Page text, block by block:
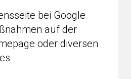
bei Google
auf der
oder diversen